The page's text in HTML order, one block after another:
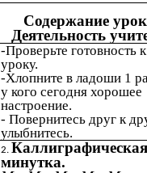
Содержание
Деятельность
-Проверьте готовность к
уроку.
-Хлопните в ладоши 1
у кого сегодня хорошее
настроение.
- Повернитесь друг к
улыбнитесь.
Каллиграфическая
минутка.